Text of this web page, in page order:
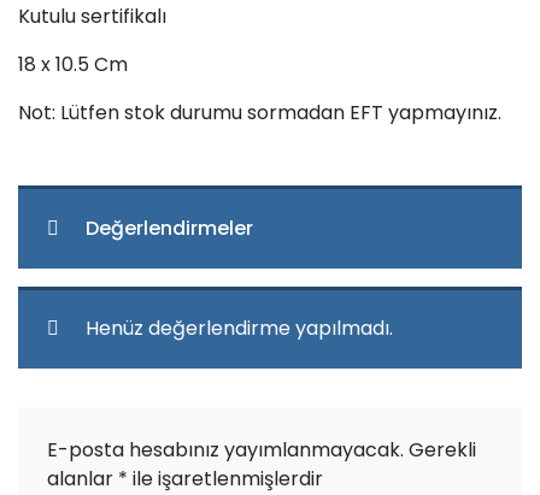
Kutulu sertifikalı
18 x 10.5 Cm
Not: Lütfen stok durumu sormadan EFT yapmayınız.
Değerlendirmeler
Henüz değerlendirme yapılmadı.
E-posta hesabınız yayımlanmayacak. Gerekli
alanlar * ile işaretlenmişlerdir